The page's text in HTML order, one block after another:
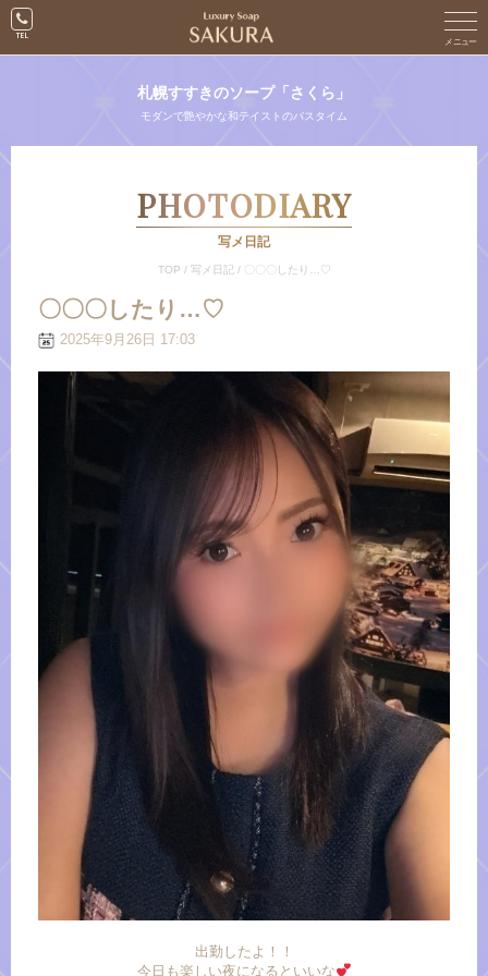
札幌すすきのソープ「さくら」
モダンで艶やかな和テイストのバスタイム
PHOTODIARY
写メ日記
TOP / 写メ日記 / 〇〇〇したり…♡
〇〇〇したり…♡
2025年9月26日 17:03
出勤したよ！！
今日も楽しい夜になるといいな︎